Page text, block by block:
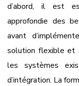
d’abord, il est
approfondie des
avant
solution flexible et
les systèmes
d’intégration. La